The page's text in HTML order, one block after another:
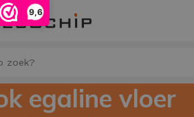
9,6
egaline vloer